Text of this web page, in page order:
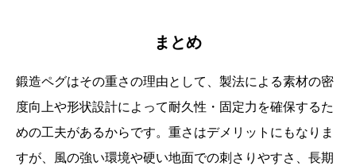
まとめ
鍛造ペグはその重さの理由として、製法による素材の密
度向上や形状設計によって耐久性・固定力を確保するた
めの工夫があるからです。重さはデメリットにもなりま
すが、風の強い環境や硬い地面での刺さりやすさ、長期